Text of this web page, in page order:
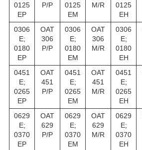
0125
EP
P/P
0125
EM
M/R
0125
EH
0306
E;
0180
EP
OAT
306
P/P
0306
E;
0180
EM
OAT
306
M/R
0306
E;
0180
EH
0451
E;
0265
EP
OAT
451
P/P
0451
E;
0265
EM
OAT
451
M/R
0451
E;
0265
EH
0629
E;
0370
EP
OAT
629
P/P
0629
E;
0370
EM
OAT
629
M/R
0629
E;
0370
EH